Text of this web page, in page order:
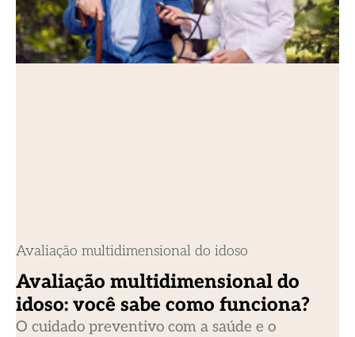
Avaliação multidimensional do idoso
Avaliação multidimensional do
idoso: você sabe como funciona?
O cuidado preventivo com a saúde e o